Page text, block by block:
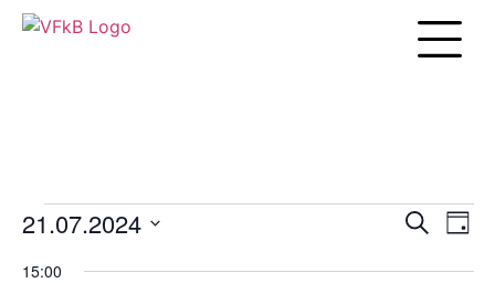
Suche
Tag
21.07.2024
wählen.
15:00